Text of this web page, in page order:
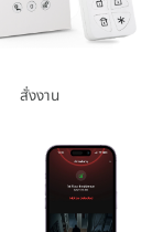
สั่งงาน